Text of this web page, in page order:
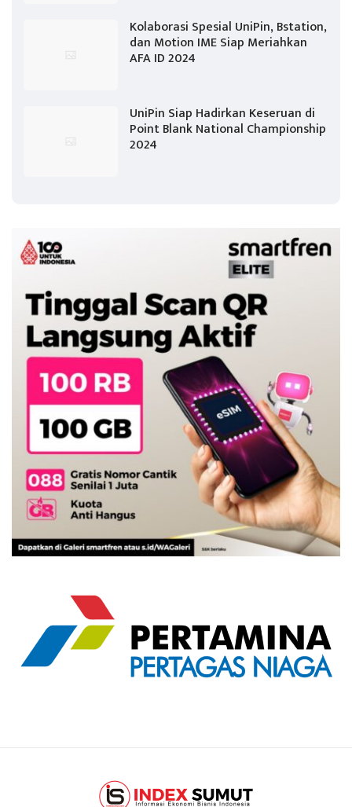
Kolaborasi Spesial UniPin, Bstation,
dan Motion IME Siap Meriahkan
AFA ID 2024
UniPin Siap Hadirkan Keseruan di
Point Blank National Championship
2024